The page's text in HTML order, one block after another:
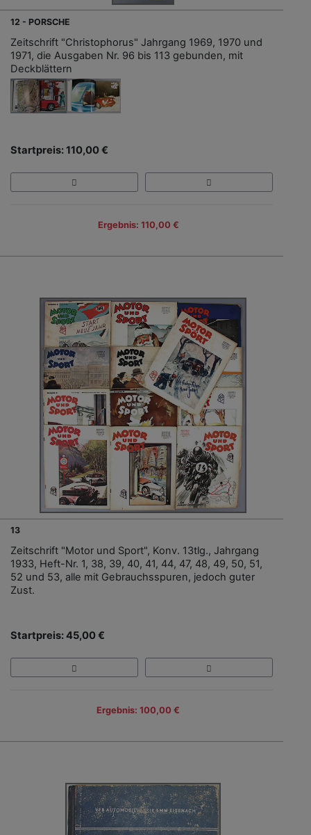
12 - PORSCHE
Zeitschrift "Christophorus" Jahrgang 1969, 1970 und
1971, die Ausgaben Nr. 96 bis 113 gebunden, mit
Deckblättern
Startpreis: 110,00 €
Ergebnis: 110,00 €
13
Zeitschrift "Motor und Sport", Konv. 13tlg., Jahrgang
1933, Heft-Nr. 1, 38, 39, 40, 41, 44, 47, 48, 49, 50, 51,
52 und 53, alle mit Gebrauchsspuren, jedoch guter
Zust.
Startpreis: 45,00 €
Ergebnis: 100,00 €